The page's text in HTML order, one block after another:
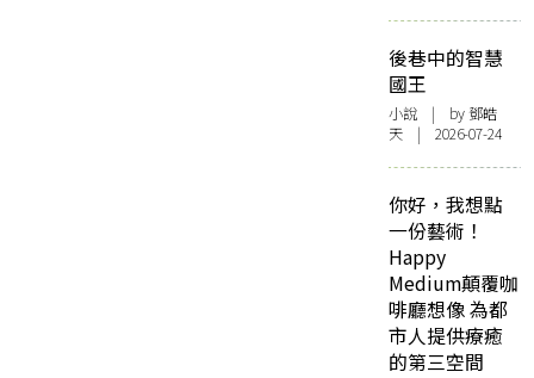
後巷中的智慧
國王
小說 | by 鄧皓
天 | 2026-07-24
你好，我想點
一份藝術！
Happy
Medium顛覆咖
啡廳想像 為都
市人提供療癒
的第三空間